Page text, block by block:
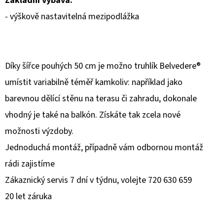
- výškově nastavitelná mezipodlážka
Díky šířce pouhých 50 cm je možno truhlík Belvedere®
umístit variabilně téměř kamkoliv: například jako
barevnou dělící stěnu na terasu či zahradu, dokonale
vhodný je také na balkón. Získáte tak zcela nové
možnosti výzdoby.
Jednoduchá montáž, případně vám odbornou montáž
rádi zajistíme
Zákaznický servis 7 dní v týdnu, volejte 720 630 659
20 let záruka